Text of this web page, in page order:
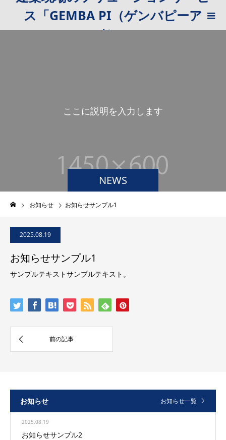
ス「GEMBA PI（ゲンバピーア
イ）」
NEWS
ここに説明を入力し ます。
お知らせ お知らせサンプル1
2025.08.19
お知らせサンプル1
サンプルテキストサンプルテキスト。
お知らせ お知らせ一覧
2025.08.19
お知らせサンプル2